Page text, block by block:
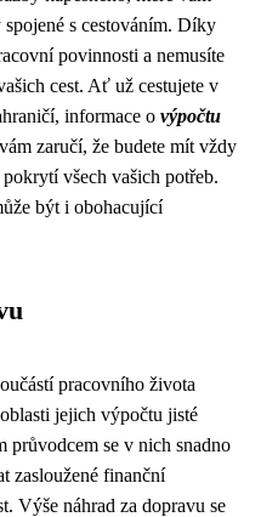
s cestováním. Díky
povinnosti a nemusíte
cest. Ať už cestujete v
informace o výpočtu
vám zaručí, že budete mít vždy
všech vašich potřeb.
být i obohacující
pracovního života
jejich výpočtu jisté
průvodcem se v nich snadno
zasloužené finanční
Výše náhrad za dopravu se